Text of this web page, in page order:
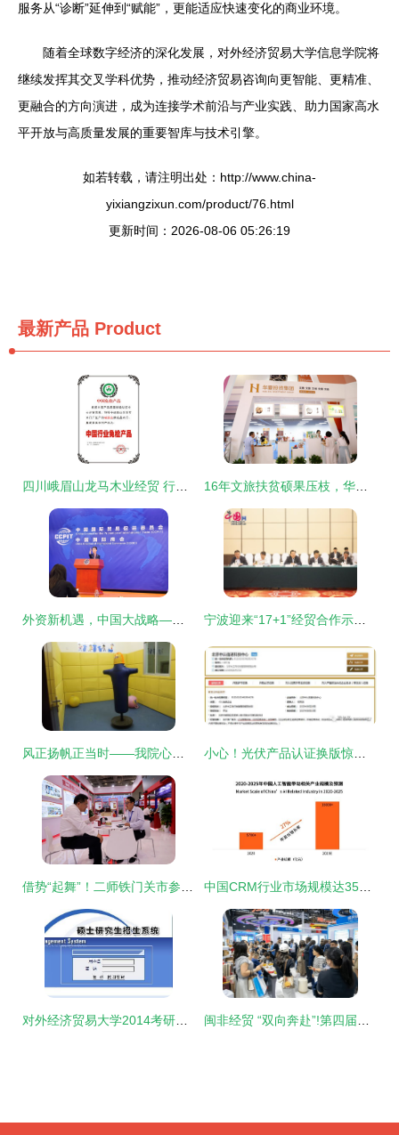
服务从“诊断”延伸到“赋能”，更能适应快速变化的商业环境。
随着全球数字经济的深化发展，对外经济贸易大学信息学院将
继续发挥其交叉学科优势，推动经济贸易咨询向更智能、更精准、
更融合的方向演进，成为连接学术前沿与产业实践、助力国家高水
平开放与高质量发展的重要智库与技术引擎。
如若转载，请注明出处：http://www.china-
yixiangzixun.com/product/76.html
更新时间：2026-08-06 05:26:19
最新产品 Product